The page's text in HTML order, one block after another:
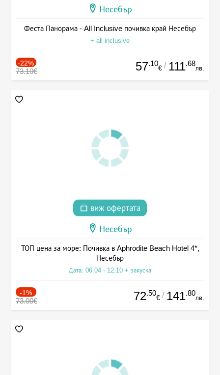
Несебър
Феста Панорама - All Inclusive почивка край Несебър
+ all inclusive
-22%
73.10€ 57.10
€ / 111.68
лв.
виж офертата
Несебър
ТОП цена за море: Почивка в Aphrodite Beach Hotel 4*,
Несебър
Дата: 06.04 - 12.10 + закуска
-1%
73.00€ 72.50
€ / 141.80
лв.